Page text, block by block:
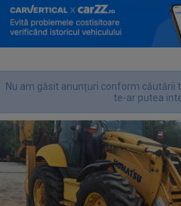
Nu am găsit anunțuri conform căutării
te-ar putea